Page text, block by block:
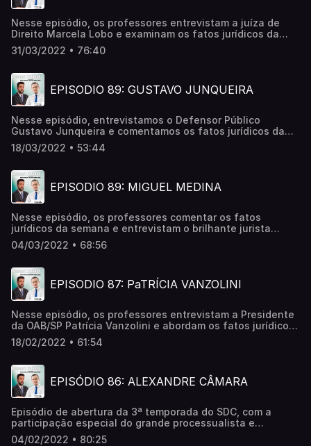
Nesse episódio, os professores entrevistam a juíza de
Direito Marcela Lobo e examinam os fatos jurídicos da
semana.￼
31/03/2022 • 76:40
EPISODIO 89: GUSTAVO JUNQUEIRA
Nesse episódio, entrevistamos o Defensor Público
Gustavo Junqueira e comentamos os fatos jurídicos da
semana
18/03/2022 • 53:44
EPISODIO 89: MIGUEL MEDINA
Nesse episódio, os professores comentar os fatos
jurídicos da semana e entrevistam o brilhante jurista
Miguel Medina
04/03/2022 • 68:56
EPISODIO 87: PaTRÍCIA VANZOLINI
Nesse episódio, os professores entrevistam a Presidente
da OAB/SP Patrícia Vanzolini e abordam os fatos jurídicos
da semana
18/02/2022 • 61:54
EPISÓDIO 86: ALEXANDRE CÂMARA
Episódio de abertura da 3ª temporada do SDC, com a
participação especial do grande processualista e
desembargador do TJ/RJ Alexandre Freitas Câmara
04/02/2022 • 80:25